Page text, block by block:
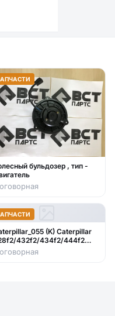
бульдозер , тип -
(K) Caterpillar
432f2/434f2/444f2
стекло лобовое нижнее
(закаленное)382-2344